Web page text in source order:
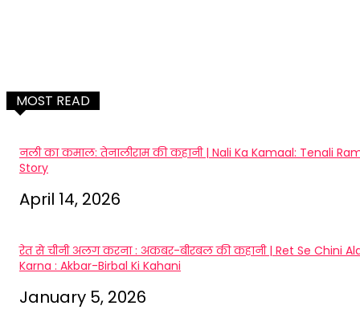
MOST READ
नली का कमाल: तेनालीराम की कहानी | Nali Ka Kamaal: Tenali
Story
April 14, 2026
रेत से चीनी अलग करना : अकबर-बीरबल की कहानी | Ret Se Chini
Karna : Akbar-Birbal Ki Kahani
January 5, 2026